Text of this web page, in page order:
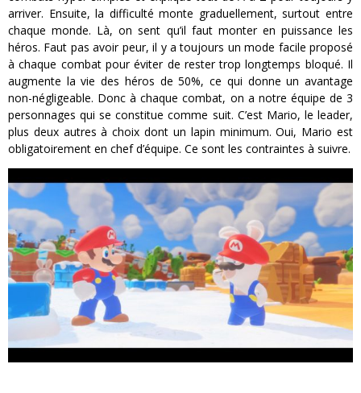
arriver. Ensuite, la difficulté monte graduellement, surtout entre
chaque monde. Là, on sent qu’il faut monter en puissance les
héros. Faut pas avoir peur, il y a toujours un mode facile proposé
à chaque combat pour éviter de rester trop longtemps bloqué. Il
augmente la vie des héros de 50%, ce qui donne un avantage
non-négligeable. Donc à chaque combat, on a notre équipe de 3
personnages qui se constitue comme suit. C’est Mario, le leader,
plus deux autres à choix dont un lapin minimum. Oui, Mario est
obligatoirement en chef d’équipe. Ce sont les contraintes à suivre.